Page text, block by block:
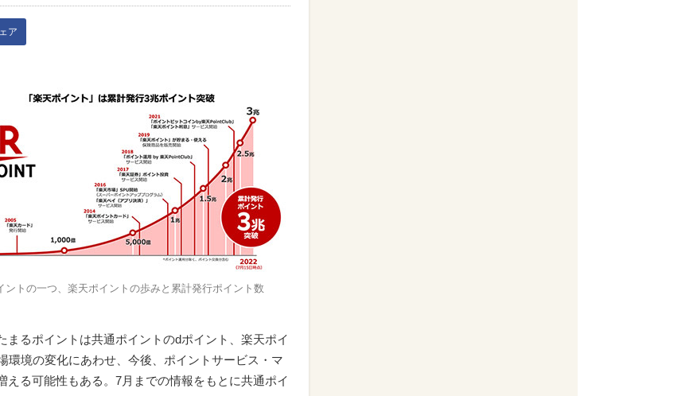
ア
ントの一つ、楽天ポイントの歩みと累計発行ポイント数
るポイントは共通ポイントのdポイント、楽天ポイ
環境の変化にあわせ、今後、ポイントサービス・マ
える可能性もある。7月までの情報をもとに共通ポイ